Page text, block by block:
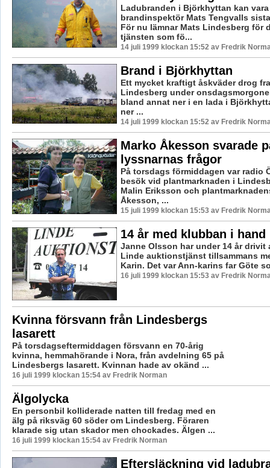
Ladubranden i Björkhyttan kan vara
brandinspektör Mats Tengvalls
För nu lämnar Mats Lindesberg för
tjänsten som fö...
14 juli 1999 klockan 15:52 av Fredrik
Brand i Björkhyttan
Ett mycket kraftigt åskväder drog
Lindesberg under
bland annat ner i en lada i
ner ...
14 juli 1999 klockan 15:52 av Fredrik
Marko Åkesson svarade
lyssnarnas frågor
På torsdags förmiddagen var radio
besök vid plantmarknaden i
Malin Eriksson och
Åkesson, ...
15 juli 1999 klockan 15:53 av Fredrik
14 år med klubban i hand
Janne Olsson har under 14 år drivit
Linde auktionstjänst tillsammans
Karin. Det var Ann-karins far Göte
16 juli 1999 klockan 15:53 av Fredrik
Kvinna försvann från Lindesbergs
lasarett
På torsdagseftermiddagen försvann en 70-årig
kvinna, hemmahörande i Nora, från avdelning 65 på
Lindesbergs lasarett. Kvinnan hade av okänd ...
16 juli 1999 klockan 15:54 av Fredrik Norman
Älgolycka
En personbil kolliderade natten till fredag med en
älg på riksväg 60 söder om Lindesberg. Föraren
klarade sig utan skador men chockades. Älgen ...
16 juli 1999 klockan 15:54 av Fredrik Norman
Eftersläckning vid